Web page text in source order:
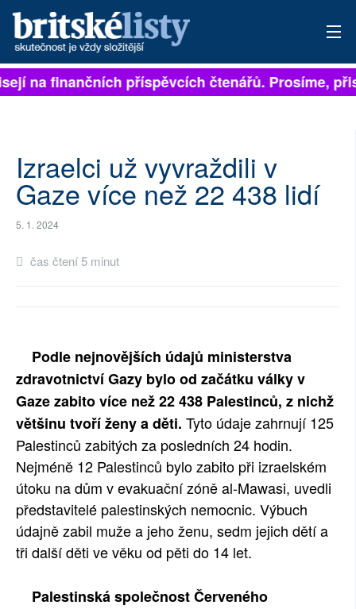
PŘIHLÁSIT
ARCHIV
ROZHOVORY
TÉMATA
NEJČTENĚJŠÍ ZA 7 DNÍ
SOCIÁLNÍ SÍTĚ
PLNÁ VERZE STRÁNEK
na finančních příspěvcích čtenářů. Prosíme,
Izraelci už vyvraždili v
Gaze více než 22 438 lidí
5. 1. 2024
čas čtení 5 minut
Podle nejnovějších údajů ministerstva
zdravotnictví Gazy bylo od začátku války v
Gaze zabito více než 22 438 Palestinců, z nichž
většinu tvoří ženy a děti. Tyto údaje zahrnují 125
Palestinců zabitých za posledních 24 hodin.
Nejméně 12 Palestinců bylo zabito při izraelském
útoku na dům v evakuační zóně al-Mawasi, uvedli
představitelé palestinských nemocnic. Výbuch
údajně zabil muže a jeho ženu, sedm jejich dětí a
tři další děti ve věku od pěti do 14 let.
Palestinská společnost Červeného